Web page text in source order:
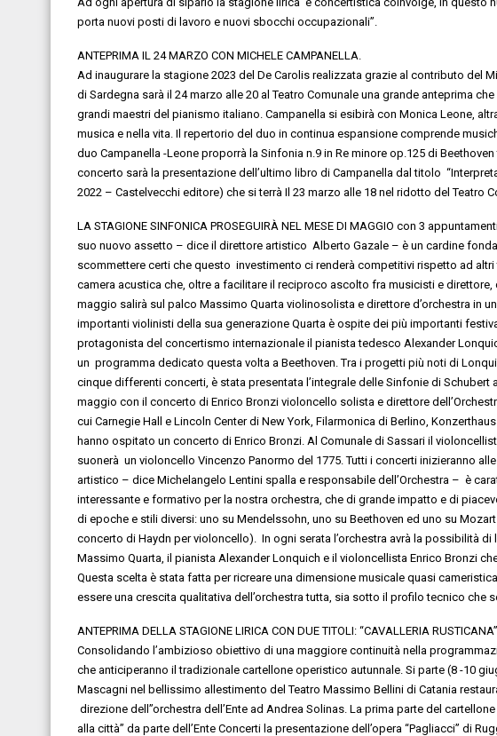
porta nuovi posti di lavoro e nuovi sbocchi occupazionali”.
ANTEPRIMA IL 24 MARZO CON MICHELE CAMPANELLA
Ad inaugurare la stagione 2023 del De Carolis realizzata grazie al contributo del
di Sardegna sarà il 24 marzo alle 20 alTeatro Comunale una grande anteprima
grandi maestri del pianismo italiano Campanella si esibirà con Monica Leone
musica e nella vita . Il repertorio del duo in continua espansione comprende
duo Campanella -Leone proporrà la Sinfonia n.9 in Re minore op.125 di
concerto sarà la presentazione dell’ultimo libro di Campanella dal titolo
2022 – Castelvecchi editore) che si terrà Il 23 marzo alle 18 nel ridotto delTeatro
LA STAGIONE SINFONICA PROSEGUIRÀ NEL MESE DI MAGGIO con 3
suo nuovo assetto – dice il direttore artistico Alberto Gazale – è un cardine
scommettere certi che questo investimento ci renderà competitivi rispetto ad altri
camera acustica che oltre a facilitare il reciproco ascolto fra musicisti e direttore
maggio salirà sul palco Massimo Quarta violinosolista e direttore d’orchestra in
importanti violinisti della sua generazione Quarta è ospite dei più importanti
protagonista del concertismo internazionale il pianistatedesco Alexander
un programma dedicato questa volta a Beethoven . Tra i progetti più noti di
cinque differenti concerti, è stata presentata l’integrale delle Sinfonie di
maggio con il concerto di Enrico Bronzi violoncello solista e direttore dell’
cui Carnegie Hall e Lincoln Center di New York Filarmonica di Berlino Konzerthaus
hanno ospitato un concerto di Enrico Bronzi. Al Comunale di Sassari il
suonerà un violoncello Vincenzo Panormo del 1775 .Tutti i concerti inizieranno alle
artistico – dice Michelangelo Lentini spalla e responsabile dell’Orchestra – è
interessante e formativo per la nostra orchestra, che di grande impatto e di
di epoche e stili diversi: uno su Mendelssohn, uno su Beethoven ed uno su
concerto di Haydn per violoncello). In ogni serata l’orchestra avrà la possibilità
Massimo Quarta, il pianista Alexander Lonquich e il violoncellista Enrico Bronzi
Questa scelta è stata fatta per ricreare una dimensione musicale quasi cameristica
essere una crescita qualitativa dell’orchestra tutta, sia sotto il profilo tecnico che
ANTEPRIMA DELLA STAGIONE LIRICA CON DUE TITOLI: “CAVALLERIA
Consolidando l’ambizioso obiettivo di una maggiore continuità nella
che anticiperanno il tradizionale cartellone operistico autunnale Si parte (8 -10
Mascagni nel bellissimo allestimento delTeatro Massimo Bellini di Catania
direzione dell’’orchestra dell’Ente ad Andrea Solinas La prima parte del
alla città” da parte dell’Ente Concerti la presentazione dell’opera “Pagliacci” di